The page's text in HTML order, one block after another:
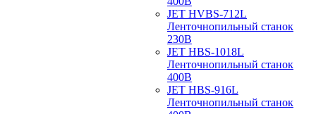
JET HVBS-712L
Ленточнопильный станок
230В
JET HBS-1018L
Ленточнопильный станок
400В
JET HBS-916L
Ленточнопильный станок